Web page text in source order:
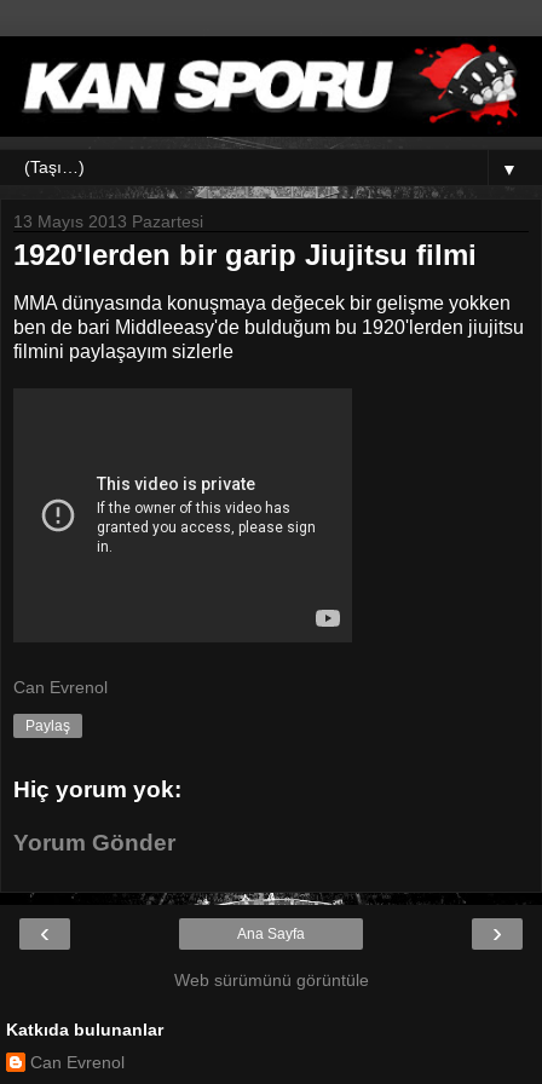
▼
13 Mayıs 2013 Pazartesi
1920'lerden bir garip Jiujitsu filmi
MMA dünyasında konuşmaya değecek bir gelişme yokken
ben de bari Middleeasy'de bulduğum bu 1920'lerden jiujitsu
filmini paylaşayım sizlerle
Can Evrenol
Paylaş
Hiç yorum yok:
Yorum Gönder
‹ ›
Ana Sayfa
Web sürümünü görüntüle
Katkıda bulunanlar
Can Evrenol